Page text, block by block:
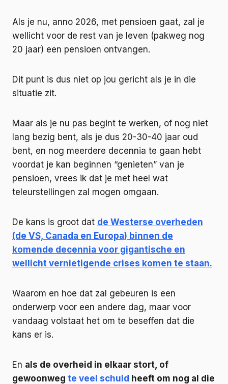
Als je nu, anno 2026, met pensioen gaat, zal je
wellicht voor de rest van je leven (pakweg nog
20 jaar) een pensioen ontvangen.
Dit punt is dus niet op jou gericht als je in die
situatie zit.
Maar als je nu pas begint te werken, of nog niet
lang bezig bent, als je dus 20-30-40 jaar oud
bent, en nog meerdere decennia te gaan hebt
voordat je kan beginnen “genieten” van je
pensioen, vrees ik dat je met heel wat
teleurstellingen zal mogen omgaan.
De kans is groot dat de Westerse overheden
(de VS, Canada en Europa) binnen de
komende decennia voor gigantische en
wellicht vernietigende crises komen te staan.
Waarom en hoe dat zal gebeuren is een
onderwerp voor een andere dag, maar voor
vandaag volstaat het om te beseffen dat die
kans er is.
En als de overheid in elkaar stort, of
gewoonweg te veel schuld heeft om nog al die